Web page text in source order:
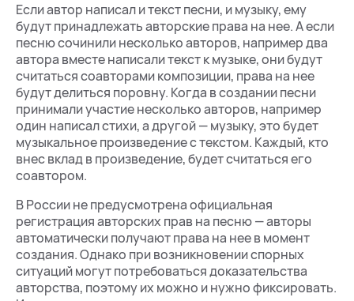
Если автор написал и текст песни, и музыку, ему
будут принадлежать авторские права на нее. А если
песню сочинили несколько авторов, например два
автора вместе написали текст к музыке, они будут
считаться соавторами композиции, права на нее
будут делиться поровну. Когда в создании песни
принимали участие несколько авторов, например
один написал стихи, а другой — музыку, это будет
музыкальное произведение с текстом. Каждый, кто
внес вклад в произведение, будет считаться его
соавтором.
В России не предусмотрена официальная
регистрация авторских прав на песню — авторы
автоматически получают права на нее в момент
создания. Однако при возникновении спорных
ситуаций могут потребоваться доказательства
авторства, поэтому их можно и нужно фиксировать.